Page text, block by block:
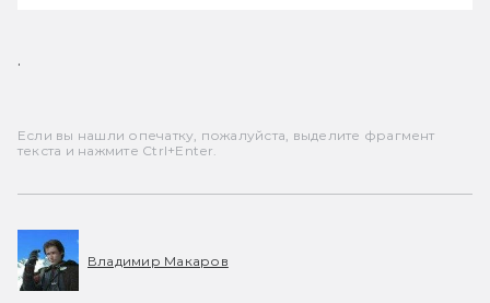
.
Если вы нашли опечатку, пожалуйста, выделите фрагмент
текста и нажмите Ctrl+Enter.
Владимир Макаров